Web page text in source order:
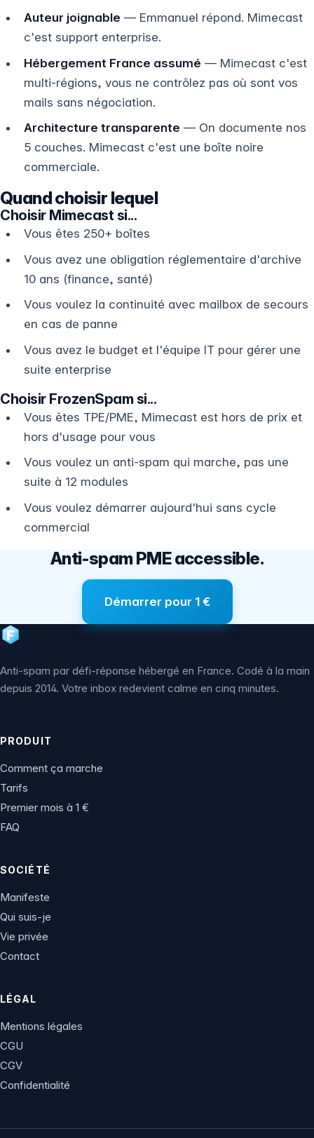
Auteur joignable — Emmanuel répond. Mimecast
c'est support enterprise.
Hébergement France assumé — Mimecast c'est
multi-régions, vous ne contrôlez pas où sont vos
mails sans négociation.
Architecture transparente — On documente nos
5 couches. Mimecast c'est une boîte noire
commerciale.
Quand choisir lequel
Choisir Mimecast si...
Vous êtes 250+ boîtes
Vous avez une obligation réglementaire d'archive
10 ans (finance, santé)
Vous voulez la continuité avec mailbox de secours
en cas de panne
Vous avez le budget et l'équipe IT pour gérer une
suite enterprise
Choisir FrozenSpam si...
Vous êtes TPE/PME, Mimecast est hors de prix et
hors d'usage pour vous
Vous voulez un anti-spam qui marche, pas une
suite à 12 modules
Vous voulez démarrer aujourd'hui sans cycle
commercial
Anti-spam PME accessible.
Démarrer pour 1 €
Anti-spam par défi-réponse hébergé en France. Codé à la main
depuis 2014. Votre inbox redevient calme en cinq minutes.
PRODUIT
Comment ça marche
Tarifs
Premier mois à 1 €
FAQ
SOCIÉTÉ
Manifeste
Qui suis-je
Vie privée
Contact
LÉGAL
Mentions légales
CGU
CGV
Confidentialité